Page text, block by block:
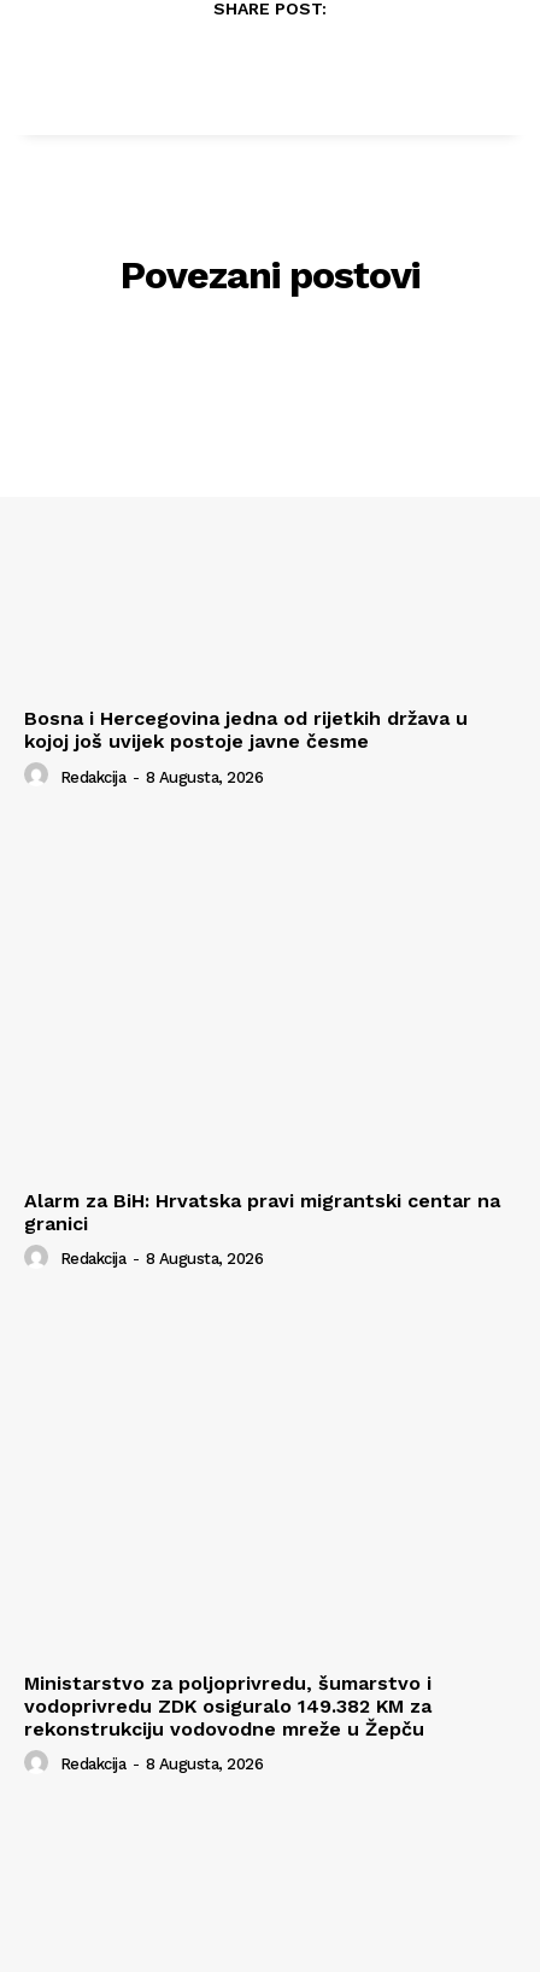
SHARE POST:
Povezani postovi
Bosna i Hercegovina jedna od rijetkih država u
kojoj još uvijek postoje javne česme
Redakcija - 8 Augusta, 2026
Alarm za BiH: Hrvatska pravi migrantski centar na
granici
Redakcija - 8 Augusta, 2026
Ministarstvo za poljoprivredu, šumarstvo i
vodoprivredu ZDK osiguralo 149.382 KM za
rekonstrukciju vodovodne mreže u Žepču
Redakcija - 8 Augusta, 2026